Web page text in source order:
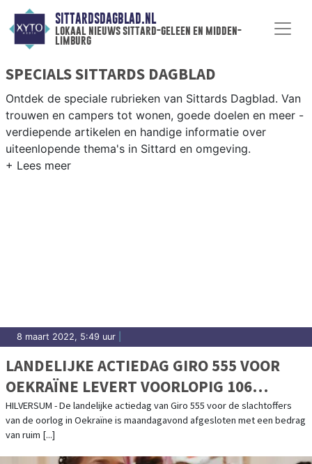
SITTARDSDAGBLAD.NL
lokaal nieuws sittard-geleen en midden-
limburg
SPECIALS SITTARDS DAGBLAD
Ontdek de speciale rubrieken van Sittards Dagblad. Van
trouwen en campers tot wonen, goede doelen en meer -
verdiepende artikelen en handige informatie over
uiteenlopende thema's in Sittard en omgeving.
8 maart 2022, 5:49 uur
LANDELIJKE ACTIEDAG GIRO 555 VOOR
OEKRAÏNE LEVERT VOORLOPIG 106
MILJOEN EURO OP
HILVERSUM - De landelijke actiedag van Giro 555 voor de slachtoffers
van de oorlog in Oekraïne is maandagavond afgesloten met een bedrag
van ruim [...]